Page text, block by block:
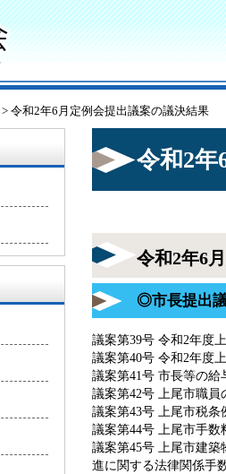
> 令和2年6月定例会提出議案の議決結果
令和2年
令和2年6
◎市長提出
議案第39号 令和2年度
議案第40号 令和2年度
議案第41号 市長等の
議案第42号 上尾市職
議案第43号 上尾市税
議案第44号 上尾市手
議案第45号 上尾市建
進に関する法律関係手